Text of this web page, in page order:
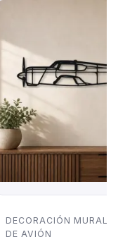
DECORACIÓN MURAL
DE AVIÓN